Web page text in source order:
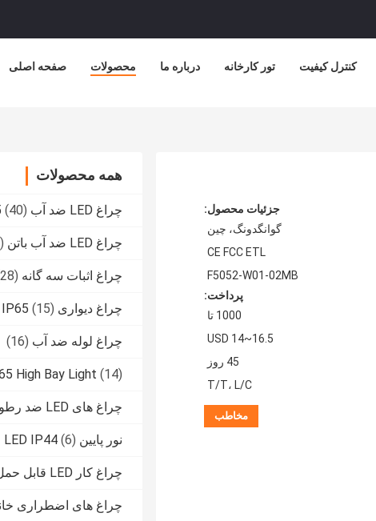
صفحه اصلی محصولات درباره ما تور کارخانه کنترل کیفیت
همه محصولات
چراغ LED ضد آب IP65 (40)
چراغ LED ضد آب باتن (10)
چراغ اثبات سه گانه LED
چراغ دیواری LED IP65 (15)
چراغ لوله ضد آب (16)
High Bay Light (14)
چراغ های LED ضد رطوبت
نور پایین LED IP44 (6)
چراغ کار LED قابل حمل
چراغ های اضطراری
جزئیات محصول:
گوانگدونگ، چین
CE FCC ETL
F5052-W01-02MB
پرداخت:
1000 تا
USD 14~16.5
45 روز
T/T، L/C
مخاطب